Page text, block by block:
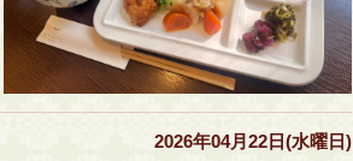
2026年04月22日(水曜日)